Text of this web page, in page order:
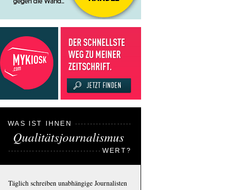
WAS IST IHNEN
Qualitätsjournalismus
WERT?
Täglich schreiben unabhängige Journalisten